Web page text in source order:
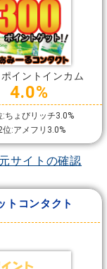
イントインカム
4.0%
:ちょびリッチ3.0%
位:アメフリ3.0%
サイトの確認
トコンタクト